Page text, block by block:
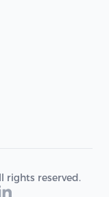
rights reserved.